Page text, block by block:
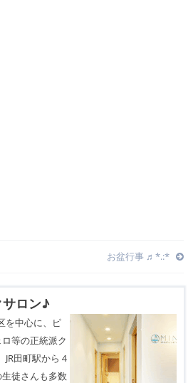
お盆行事 ♬︎*.:*
ロン♪
を中心に、ピ
等の正統派ク
田町駅から４
徒さんも多数